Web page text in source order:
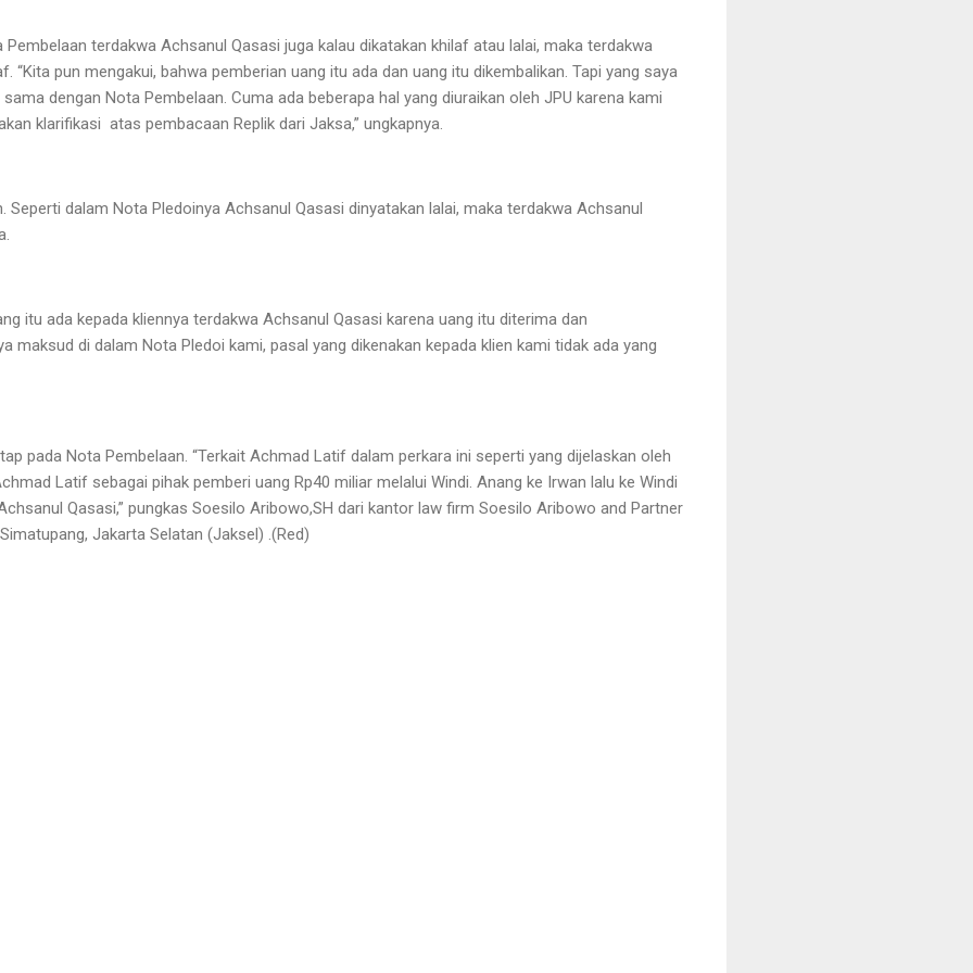
Pembelaan terdakwa Achsanul Qasasi juga kalau dikatakan khilaf atau lalai, maka terdakwa
“Kita pun mengakui, bahwa pemberian uang itu ada dan uang itu dikembalikan. Tapi yang saya
dengan Nota Pembelaan. Cuma ada beberapa hal yang diuraikan oleh JPU karena kami
klarifikasi atas pembacaan Replik dari Jaksa,” ungkapnya.
Seperti dalam Nota Pledoinya Achsanul Qasasi dinyatakan lalai, maka terdakwa Achsanul
itu ada kepada kliennya terdakwa Achsanul Qasasi karena uang itu diterima dan
maksud di dalam Nota Pledoi kami, pasal yang dikenakan kepada klien kami tidak ada yang
pada Nota Pembelaan. “Terkait Achmad Latif dalam perkara ini seperti yang dijelaskan oleh
Latif sebagai pihak pemberi uang Rp40 miliar melalui Windi. Anang ke Irwan lalu ke Windi
Qasasi,” pungkas Soesilo Aribowo,SH dari kantor law firm Soesilo Aribowo and Partner
Jakarta Selatan (Jaksel) .(Red)